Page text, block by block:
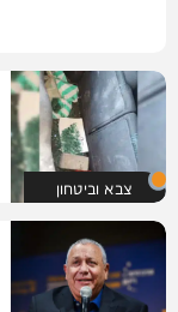
צבא וביטחון